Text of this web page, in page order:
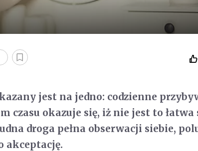
jest na jedno: codzienne
czasu okazuje się, iż nie jest to łatwa
droga pełna obserwacji siebie,
akceptację.